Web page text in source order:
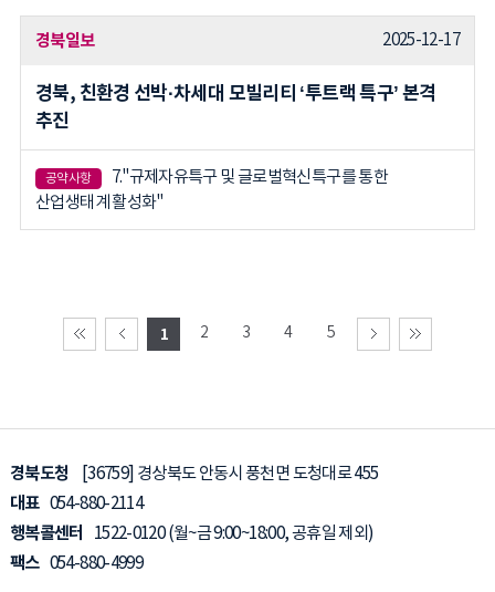
경북일보 2025-12-17
경북, 친환경 선박·차세대 모빌리티 ‘투트랙 특구’ 본격
추진
공약사항
7."규제자유특구 및 글로벌혁신특구를 통한
산업생태계 활성화"
1 2 3 4 5
경북도청 [36759] 경상북도 안동시 풍천면 도청대로 455
대표 054-880-2114
행복콜센터 1522-0120(월~금 9:00~18:00, 공휴일 제외)
팩스 054-880-4999